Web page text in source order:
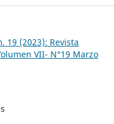
19 (2023): Revista
VII- N°19 Marzo